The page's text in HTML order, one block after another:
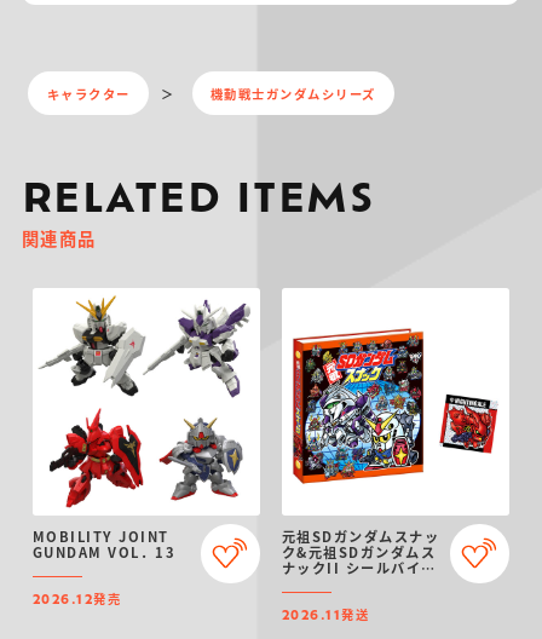
キャラクター 機動戦士ガンダムシリーズ
RELATED ITEMS
関連商品
MOBILITY JOINT
GUNDAM VOL．13
2026.12発売
元祖SDガンダムスナッ
ク&元祖SDガンダムス
ナックII シールバイン
ダイ限定】
2026.11発送